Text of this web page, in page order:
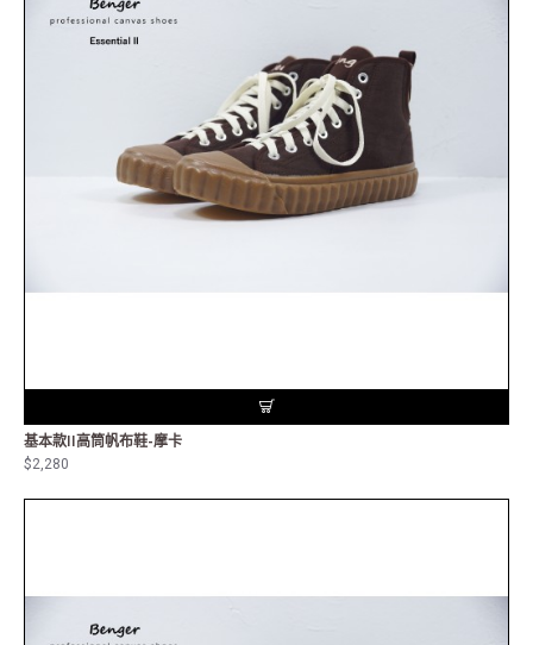
基本款II高筒帆布鞋-摩卡
$2,280